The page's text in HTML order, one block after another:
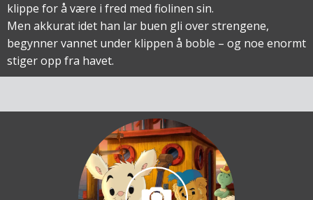
klippe for å være i fred med fiolinen sin.
Men akkurat idet han lar buen gli over strengene,
begynner vannet under klippen å boble – og noe enormt
stiger opp fra havet.